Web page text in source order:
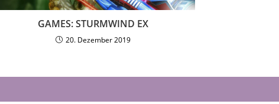
GAMES: STURMWIND EX
20. Dezember 2019